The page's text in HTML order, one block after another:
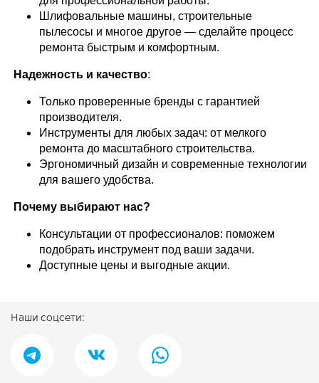
Шлифовальные машины, строительные
пылесосы и многое другое — сделайте процесс
ремонта быстрым и комфортным.
Надежность и качество:
Только проверенные бренды с гарантией
производителя.
Инструменты для любых задач: от мелкого
ремонта до масштабного строительства.
Эргономичный дизайн и современные технологии
для вашего удобства.
Почему выбирают нас?
Консультации от профессионалов: поможем
подобрать инструмент под ваши задачи.
Доступные цены и выгодные акции.
Наши соцсети: